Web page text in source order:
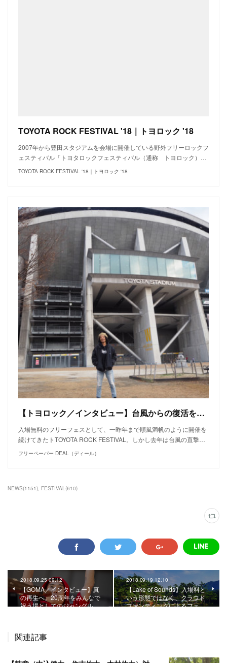
TOYOTA ROCK FESTIVAL '18｜トヨロック '18
2007年から豊田スタジアムを会場に開催している野外フリーロックフ
ェスティバル「トヨタロックフェスティバル（通称 トヨロック）…
TOYOTA ROCK FESTIVAL '18｜トヨロック '18
【トヨロック／インタビュー】台風からの復活を目指して。フェスという場が作り出すもの。
入場無料のフリーフェスとして、一昨年まで順風満帆のように開催を
続けてきたトTOYOTA ROCK FESTIVAL。しかし去年は台風の直撃…
フリーペーパー DEAL（ディール）
NEWS(1151) FESTIVAL(610)
2018.09.25 09:12
【GOMA／インタビュー】真
の再生へ。20周年をみんなで
祝う場としてのジャングル…
2018.09.19 12:10
【Lake of Sounds】入場料と
いう形態ではなく、クラウド
ファンディングによるフェ…
関連記事